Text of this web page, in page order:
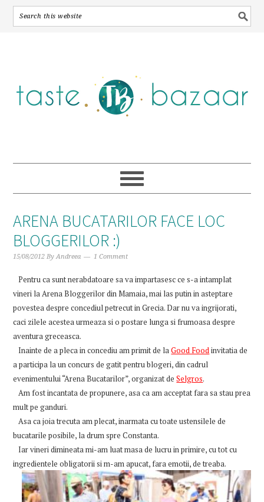
ARENA BUCATARILOR FACE LOC
BLOGGERILOR :)
15/08/2012 ByAndreea 1 Comment
Pentru ca sunt nerabdatoare sa va impartasesc ce s-a intamplat
vineri la Arena Bloggerilor din Mamaia, mai las putin in asteptare
povestea despre concediul petrecut in Grecia. Dar nu va ingrijorati,
caci zilele acestea urmeaza si o postare lunga si frumoasa despre
aventura greceasca.
Inainte de a pleca in concediu am primit de laGood Foodinvitatia de
a participa la un concurs de gatit pentru blogeri, din cadrul
evenimentului “Arena Bucatarilor”, organizat deSelgros.
Am fost incantata de propunere, asa ca am acceptat fara sa stau prea
mult pe ganduri.
Asa ca joia trecuta am plecat, inarmata cu toate ustensilele de
bucatarile posibile, la drum spre Constanta.
Iar vineri dimineata mi-am luat masa de lucru in primire, cu tot cu
ingredientele obligatorii si m-am apucat, fara emotii, de treaba.